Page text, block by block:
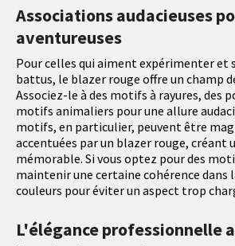
Associations audacieuses
aventureuses
Pour celles qui aiment expérimenter et
battus, le blazer rouge offre un champ
Associez-le à des motifs à rayures, des
motifs animaliers pour une allure
motifs, en particulier, peuvent être
accentuées par un blazer rouge, créant
mémorable. Si vous optez pour des
maintenir une certaine cohérence dans
couleurs pour éviter un aspect trop
L'élégance professionnelle